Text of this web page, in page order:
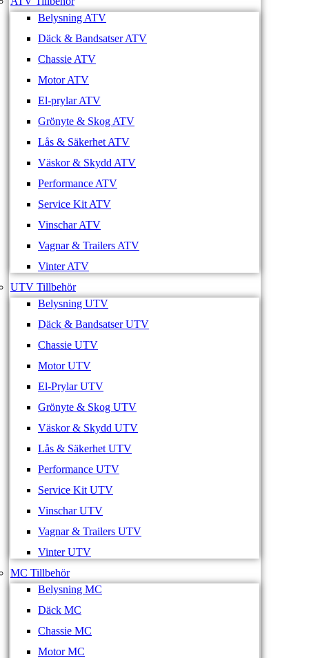
Belysning ATV
Däck & Bandsatser ATV
Chassie ATV
Motor ATV
El-prylar ATV
Grönyte & Skog ATV
Lås & Säkerhet ATV
Väskor & Skydd ATV
Performance ATV
Service Kit ATV
Vinschar ATV
Vagnar & Trailers ATV
Vinter ATV
UTV Tillbehör
Belysning UTV
Däck & Bandsatser UTV
Chassie UTV
Motor UTV
El-Prylar UTV
Grönyte & Skog UTV
Väskor & Skydd UTV
Lås & Säkerhet UTV
Performance UTV
Service Kit UTV
Vinschar UTV
Vagnar & Trailers UTV
Vinter UTV
MC Tillbehör
Belysning MC
Däck MC
Chassie MC
Motor MC